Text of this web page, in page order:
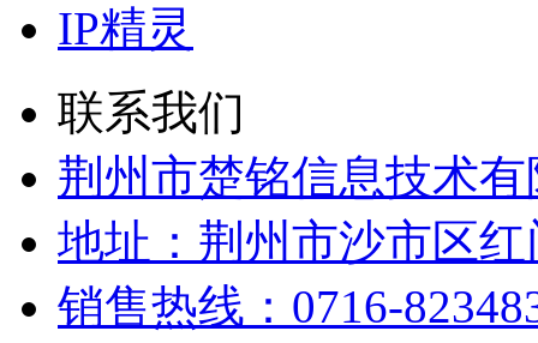
IP精灵
联系我们
荆州市楚铭信息技术
地址：荆州市沙市区
销售热线：0716-